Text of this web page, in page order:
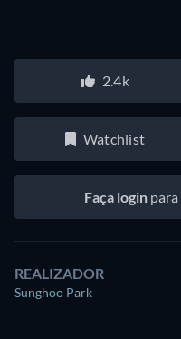
2.4k
Watchlist
Faça loginpara
REALIZADOR
Sunghoo Park